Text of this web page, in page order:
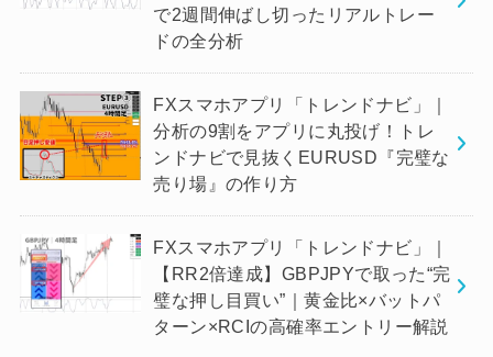
で2週間伸ばし切ったリアルトレー
ドの全分析
FXスマホアプリ「トレンドナビ」｜
分析の9割をアプリに丸投げ！トレ
ンドナビで見抜くEURUSD『完璧な
売り場』の作り方
FXスマホアプリ「トレンドナビ」｜
【RR2倍達成】GBPJPYで取った“完
璧な押し目買い”｜黄金比×バットパ
ターン×RCIの高確率エントリー解説